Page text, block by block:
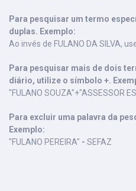
Para pesquisar um termo
duplas. Exemplo:
Ao invés de FULANO DA SILVA,
Para pesquisar mais de dois
diário, utilize o símbolo +.
"FULANO SOUZA"+"ASSESSOR
Para excluir uma palavra da
Exemplo:
"FULANO PEREIRA" - SEFAZ